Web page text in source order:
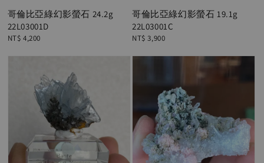
哥倫比亞綠幻影螢石 24.2g
22L03001D
Regular
NT$ 4,200
哥倫比亞綠幻影螢石 19.1g
22L03001C
Regular
NT$ 3,900